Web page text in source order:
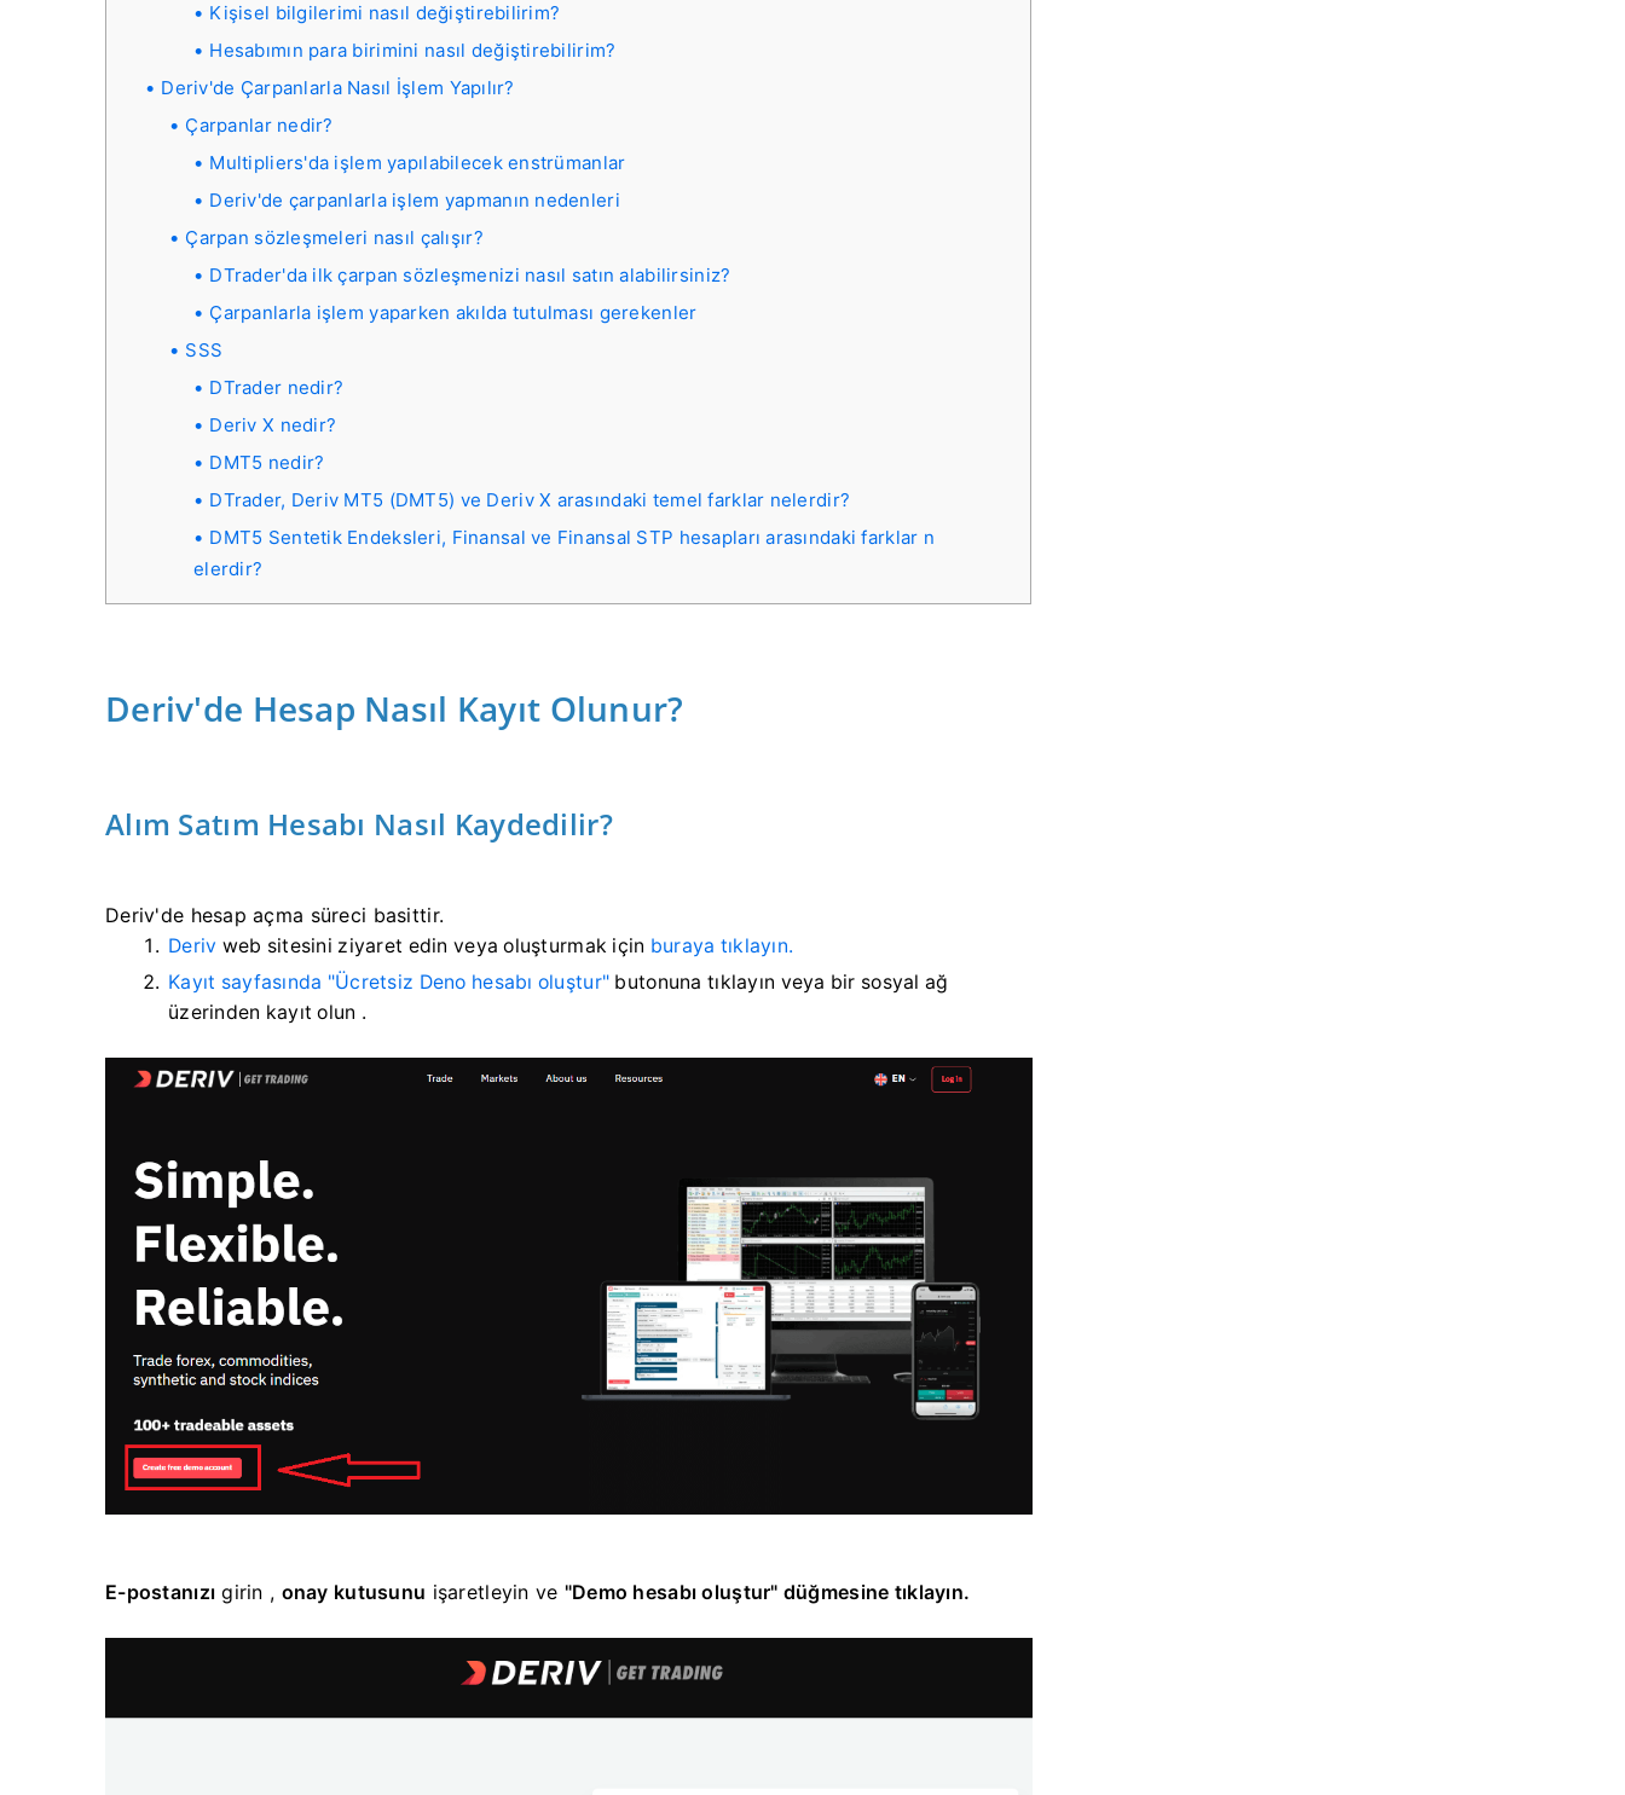
Kişisel bilgilerimi nasıl değiştirebilirim?
Hesabımın para birimini nasıl değiştirebilirim?
Deriv'de Çarpanlarla Nasıl İşlem Yapılır?
Çarpanlar nedir?
Multipliers'da işlem yapılabilecek enstrümanlar
Deriv'de çarpanlarla işlem yapmanın nedenleri
Çarpan sözleşmeleri nasıl çalışır?
DTrader'da ilk çarpan sözleşmenizi nasıl satın alabilirsiniz?
Çarpanlarla işlem yaparken akılda tutulması gerekenler
SSS
DTrader nedir?
Deriv X nedir?
DMT5 nedir?
DTrader, Deriv MT5 (DMT5) ve Deriv X arasındaki temel farklar nelerdir?
DMT5 Sentetik Endeksleri, Finansal ve Finansal STP hesapları arasındaki farklar n
elerdir?
Deriv'de Hesap Nasıl Kayıt Olunur?
Alım Satım Hesabı Nasıl Kaydedilir?
Deriv'de hesap açma süreci basittir.
Deriv web sitesini ziyaret edin veyaoluşturmak için buraya tıklayın.
Kayıt sayfasında "Ücretsiz Deno hesabı oluştur" butonuna tıklayın veya bir sosyal ağ
üzerinden kayıt olun .
E-postanızı girin , onay kutusunu işaretleyin ve "Demo hesabı oluştur" düğmesine tıklayın.